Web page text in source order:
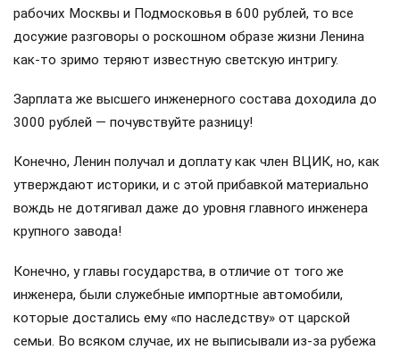
рабочих Москвы и Подмосковья в 600 рублей, то все
досужие разговоры о роскошном образе жизни Ленина
как-то зримо теряют известную светскую интригу.
Зарплата же высшего инженерного состава доходила до
3000 рублей — почувствуйте разницу!
Конечно, Ленин получал и доплату как член ВЦИК, но, как
утверждают историки, и с этой прибавкой материально
вождь не дотягивал даже до уровня главного инженера
крупного завода!
Конечно, у главы государства, в отличие от того же
инженера, были служебные импортные автомобили,
которые достались ему «по наследству» от царской
семьи. Во всяком случае, их не выписывали из-за рубежа